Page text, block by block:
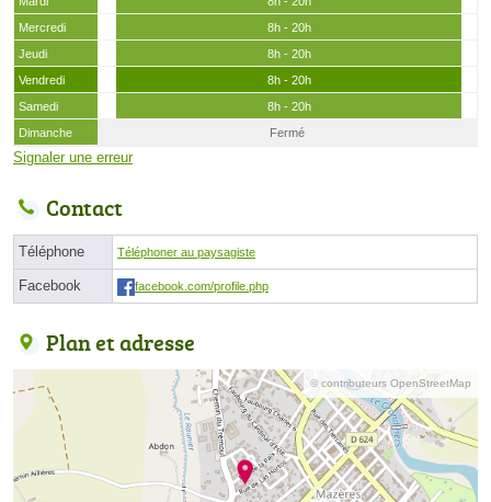
Mercredi
8h - 20h
Jeudi
8h - 20h
Vendredi
8h - 20h
Samedi
8h - 20h
Dimanche
Fermé
Signaler une erreur
Contact
Téléphone Téléphoner au paysagiste
Facebook facebook.com/profile.php
Plan et adresse
© contributeurs OpenStreetMap